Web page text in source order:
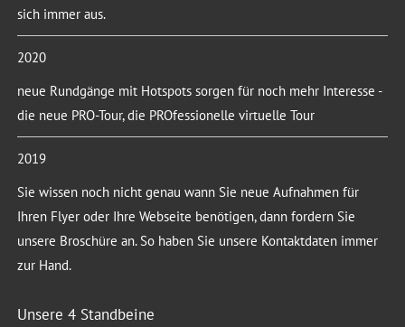
sich immer aus.
2020
neue Rundgänge mit Hotspots sorgen für noch mehr Interesse -
die neue PRO-Tour, die PROfessionelle virtuelle Tour
2019
Sie wissen noch nicht genau wann Sie neue Aufnahmen für
Ihren Flyer oder Ihre Webseite benötigen, dann fordern Sie
unsere Broschüre an. So haben Sie unsere Kontaktdaten immer
zur Hand.
Unsere 4 Standbeine